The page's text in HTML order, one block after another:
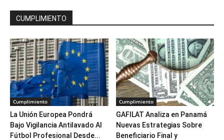
CUMPLIMIENTO
Cumplimiento
La Unión Europea Pondrá
Bajo Vigilancia Antilavado Al
Fútbol Profesional Desde...
Cumplimiento
GAFILAT Analiza en Panamá
Nuevas Estrategias Sobre
Beneficiario Final y